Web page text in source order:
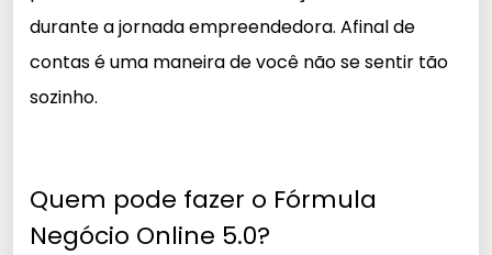
durante a jornada empreendedora. Afinal de
contas é uma maneira de você não se sentir tão
sozinho.
Quem pode fazer o Fórmula
Negócio Online 5.0?